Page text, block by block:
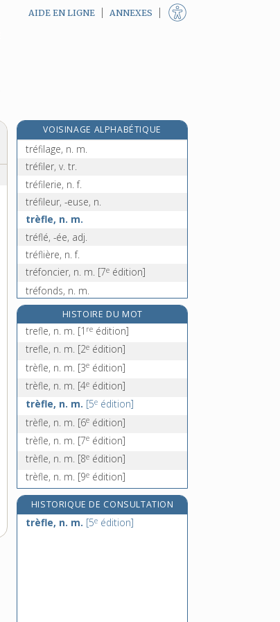
AIDE EN LIGNE ANNEXES
VOISINAGE ALPHABÉTIQUE
trécheur, n. m.[5e édition]
tréfilage, n. m.
tréfiler, v. tr.
tréfilerie, n. f.
tréfileur, -euse, n.
trèfle, n. m.
tréflé, -ée, adj.
tréflière, n. f.
tréfoncier, n. m. [7e édition]
tréfonds, n. m.
treillage, n. m.
treillager, v. tr.
treillageur, -euse, n.
treille, n. f.
treillis [I], n. m.
HISTOIRE DU MOT
trefle, n. m. [1 re édition]
trefle, n. m. [2e édition]
trèfle, n. m. [3e édition]
trèfle, n. m. [4e édition]
trèfle, n. m. [5e édition]
trèfle, n. m. [6e édition]
trèfle, n. m. [7e édition]
trèfle, n. m. [8e édition]
trèfle, n. m. [9e édition]
HISTORIQUE DE CONSULTATION
trèfle, n. m. [5e édition]